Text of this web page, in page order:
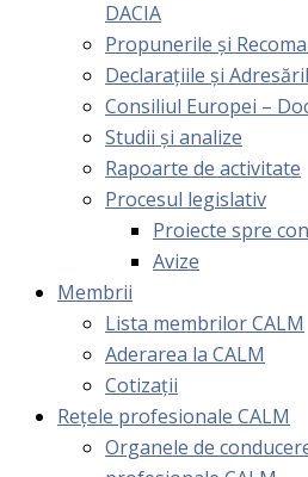
DACIA
Propunerile și
Declarațiile și
Consiliul Europei –
Studii și analize
Rapoarte de activitate
Procesul legislativ
Proiecte spre
Avize
Membrii
Lista membrilor CALM
Aderarea la CALM
Cotizaţii
Rețele profesionale CALM
Organele de